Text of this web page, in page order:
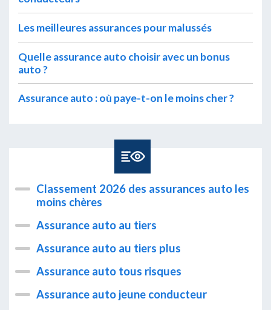
Les meilleures assurances pour malussés
Quelle assurance auto choisir avec un bonus
auto ?
Assurance auto : où paye-t-on le moins cher ?
Classement 2026 des assurances auto les
moins chères
Assurance auto au tiers
Assurance auto au tiers plus
Assurance auto tous risques
Assurance auto jeune conducteur